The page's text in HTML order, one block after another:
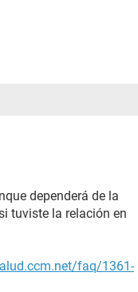
dependerá de la
tuviste la relación en
faq/1361-